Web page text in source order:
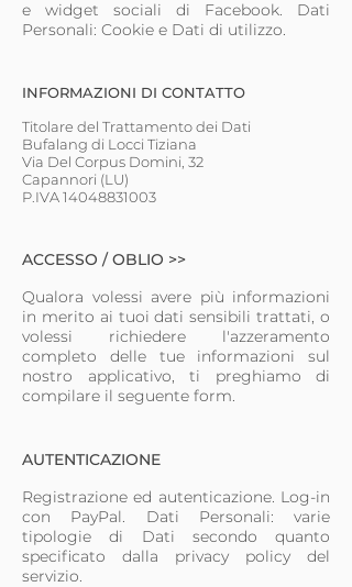
e widget sociali di Facebook. Dati
Personali: Cookie e Dati di utilizzo.
INFORMAZIONI DI CONTATTO
Titolare del Trattamento dei Dati
Bufalang di Locci Tiziana
Via Del Corpus Domini, 32
Capannori (LU)
P.IVA14048831003
ACCESSO / OBLIO >>
Qualora volessi avere più informazioni
in merito ai tuoi dati sensibili trattati, o
volessi richiedere l'azzeramento
completo delle tue informazioni sul
nostro applicativo, ti preghiamo di
compilare il seguente form.
AUTENTICAZIONE
Registrazione ed autenticazione. Log-in
con PayPal. Dati Personali: varie
tipologie di Dati secondo quanto
specificato dalla privacy policy del
servizio.